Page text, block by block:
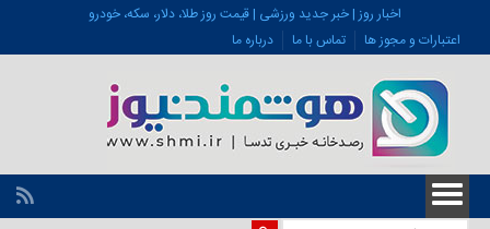
اخبار روز | خبر جدید ورزشی | قیمت روز طلا، دلار، سکه، خودرو
اعتبارات و مجوز ها
تماس با ما درباره ما